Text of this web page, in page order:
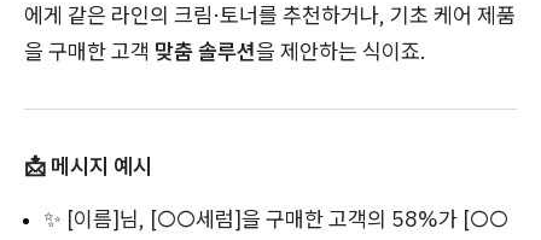
에게 같은 라인의 크림·토너를 추천하거나, 기초 케어 제품
을 구매한 고객 맞춤 솔루션을 제안하는 식이죠.
📩 메시지 예시
✨ [이름]님, [○○세럼]을 구매한 고객의 58%가 [○○